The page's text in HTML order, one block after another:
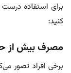
برای استفاده درست
کنید:
مصرف بیش از
برخی افراد تصور